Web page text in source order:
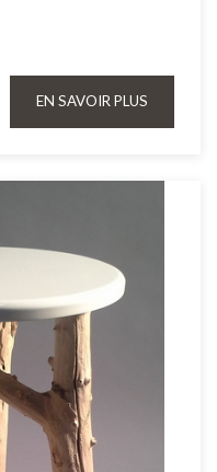
EN SAVOIR PLUS